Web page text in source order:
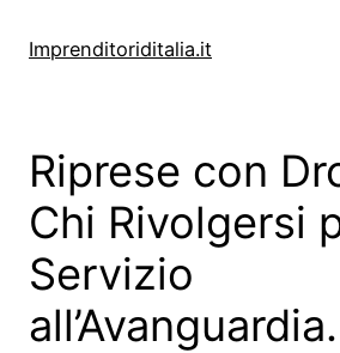
Imprenditoriditalia.it
Riprese con
Chi Rivolgersi
Servizio
all’Avanguardia.